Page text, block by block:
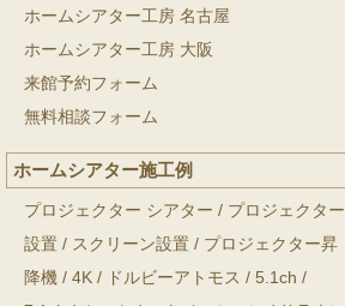
ホームシアター工房 名古屋
ホームシアター工房 大阪
来館予約フォーム
無料相談フォーム
ホームシアター施工例
プロジェクター シアター / プロジェクター
設置 / スクリーン設置 / プロジェクター昇
降機 / 4K / ドルビーアトモス / 5.1ch /